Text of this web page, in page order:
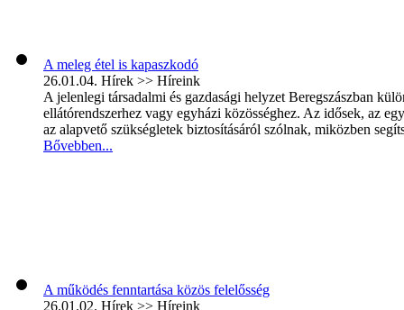
A meleg étel is kapaszkodó
26.01.04. Hírek >> Híreink
A jelenlegi társadalmi és gazdasági helyzet Beregszászban
ellátórendszerhez vagy egyházi közösséghez. Az idősek, az
az alapvető szükségletek biztosításáról szólnak, miközben
Bővebben...
A működés fenntartása közös felelősség
26.01.02. Hírek >> Híreink